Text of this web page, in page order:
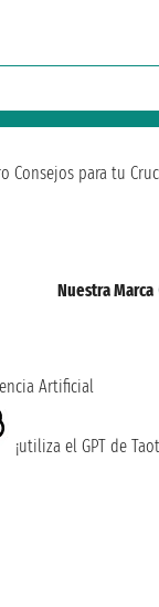
Consejos para tu
Nuestra Marca
Artificial
¡utiliza el GPT de